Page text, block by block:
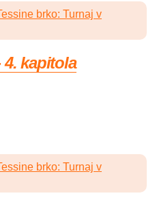
brko: Turnaj v
4. kapitola
brko: Turnaj v